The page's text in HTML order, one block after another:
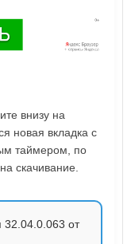
внизу на
новая вкладка с
таймером, по
скачивание.
32.04.0.063 от